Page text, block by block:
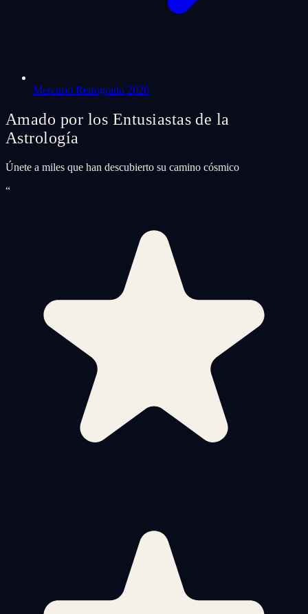
Mercurio Retrógrado 2026
Amado por los Entusiastas de la
Astrología
Únete a miles que han descubierto su camino cósmico
“